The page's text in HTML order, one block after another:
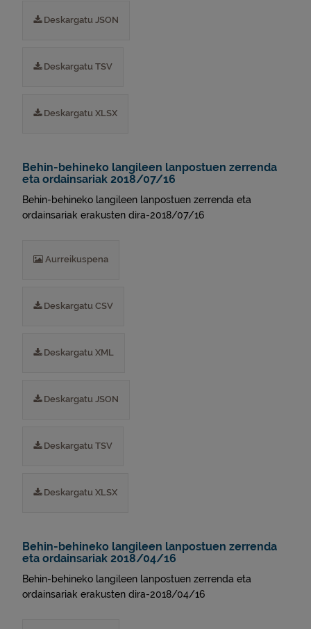
Deskargatu JSON
Deskargatu TSV
Deskargatu XLSX
Behin-behineko langileen lanpostuen zerrenda
eta ordainsariak 2018/07/16
Behin-behineko langileen lanpostuen zerrenda eta
ordainsariak erakusten dira-2018/07/16
Aurreikuspena
Deskargatu CSV
Deskargatu XML
Deskargatu JSON
Deskargatu TSV
Deskargatu XLSX
Behin-behineko langileen lanpostuen zerrenda
eta ordainsariak 2018/04/16
Behin-behineko langileen lanpostuen zerrenda eta
ordainsariak erakusten dira-2018/04/16